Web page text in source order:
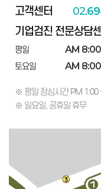
고객센터 02.
기업검진 전문상담
평일 AM
토요일 AM
※ 평일 점심시간 PM 1:00
※ 일요일, 공휴일 휴무